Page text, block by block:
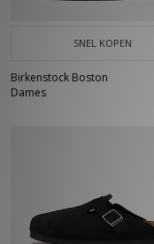
SNEL KOPEN
Birkenstock Boston
Dames